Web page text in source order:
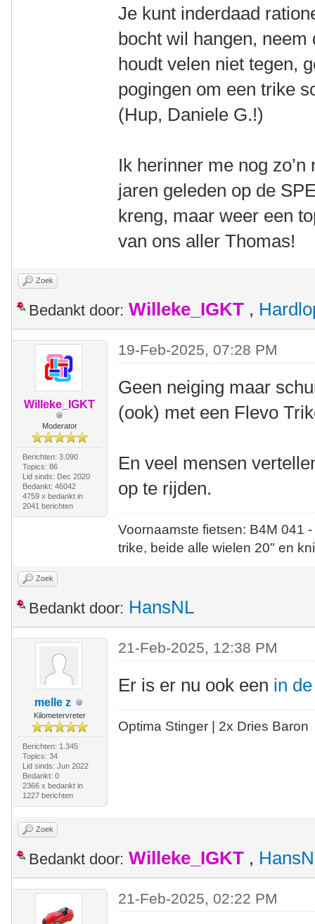
Je kunt inderdaad
bocht wil hangen,
houdt velen niet tegen,
pogingen om een trike
(Hup, Daniele G.!)
Ik herinner me nog
jaren geleden op de
kreng, maar weer een
van ons aller Thomas!
Zoek
Bedankt door: Willeke_IGKT ,
Willeke_IGKT
Moderator
Berichten: 3.090
Topics: 86
Lid sinds: Dec 2020
Bedankt: 46042
4759 x bedankt in
2041 berichten
19-Feb-2025, 07:28 PM
Geen neiging maar
(ook) met een Flevo
En veel mensen
op te rijden.
Voornaamste fietsen: B4M
trike, beide alle wielen 20" en
Zoek
Bedankt door: HansNL
melle z
Kilometervreter
Berichten: 1.345
Topics: 34
Lid sinds: Jun 2022
Bedankt: 0
2366 x bedankt in
1227 berichten
21-Feb-2025, 12:38 PM
Er is er nu ook een in
Optima Stinger | 2x Dries Baron
Zoek
Bedankt door: Willeke_IGKT ,
21-Feb-2025, 02:22 PM